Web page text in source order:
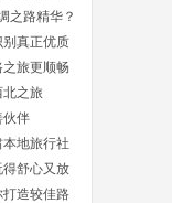
之路精华？
真正优质
旅更顺畅
之旅
伙伴
地旅行社
舒心又放
造较佳路